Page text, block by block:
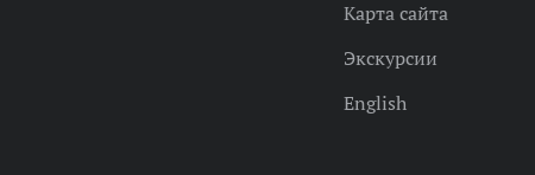
Карта сайта
Экскурсии
English